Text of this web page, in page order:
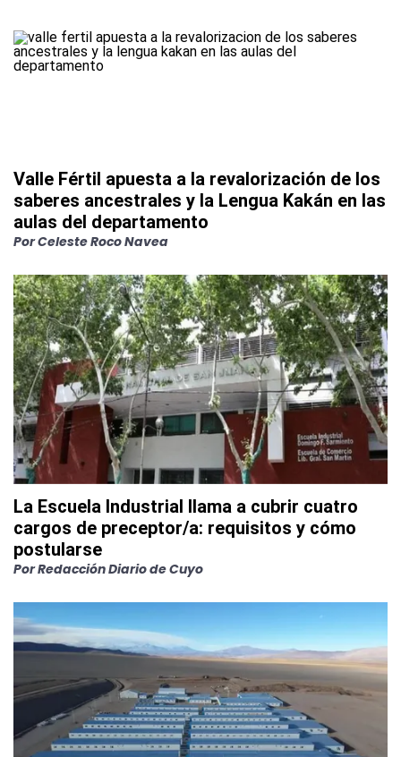
Valle Fértil apuesta a la revalorización de los
saberes ancestrales y la Lengua Kakán en las
aulas del departamento
PorCeleste Roco Navea
La Escuela Industrial llama a cubrir cuatro
cargos de preceptor/a: requisitos y cómo
postularse
PorRedacción Diario de Cuyo